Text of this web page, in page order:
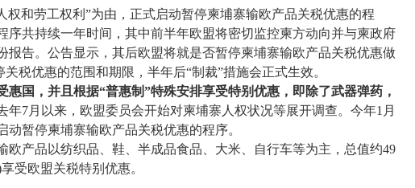
权和劳工权利”为由，正式启动暂停柬埔寨输欧产品关税优惠的程
序共持续一年时间，其中前半年欧盟将密切监控柬方动向并与柬政府
报告。公告显示，其后欧盟将就是否暂停柬埔寨输欧产品关税优惠做
税优惠的范围和期限，半年后“制裁”措施会正式生效。
国，并且根据“普惠制”特殊安排享受特别优惠，即除了武器弹药，
年7月以来，欧盟委员会开始对柬埔寨人权状况等展开调查。今年1月
暂停柬埔寨输欧产品关税优惠的程序。
欧产品以纺织品、鞋、半成品食品、大米、自行车等为主，总值约49
受欧盟关税特别优惠。